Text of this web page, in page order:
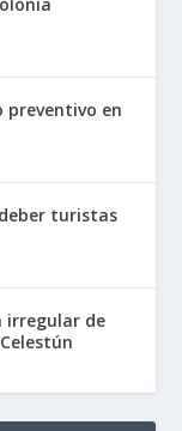
preventivo en
turistas
irregular de